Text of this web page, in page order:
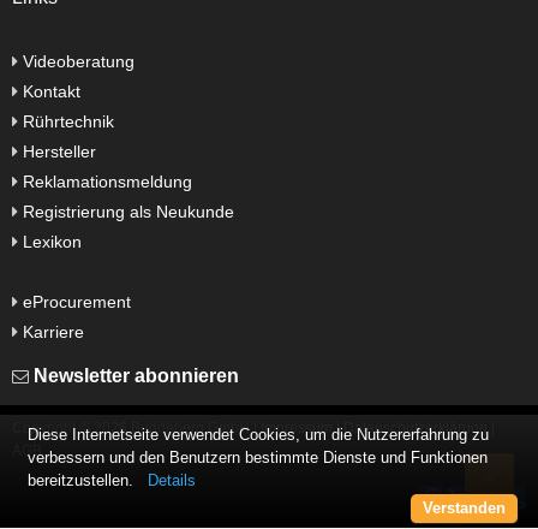
Videoberatung
Kontakt
Rührtechnik
Hersteller
Reklamationsmeldung
Registrierung als Neukunde
Lexikon
eProcurement
Karriere
Newsletter abonnieren
Copyright ©2026Buddeberg GmbH |Impressum |Datenschutzerklärung|
AGB